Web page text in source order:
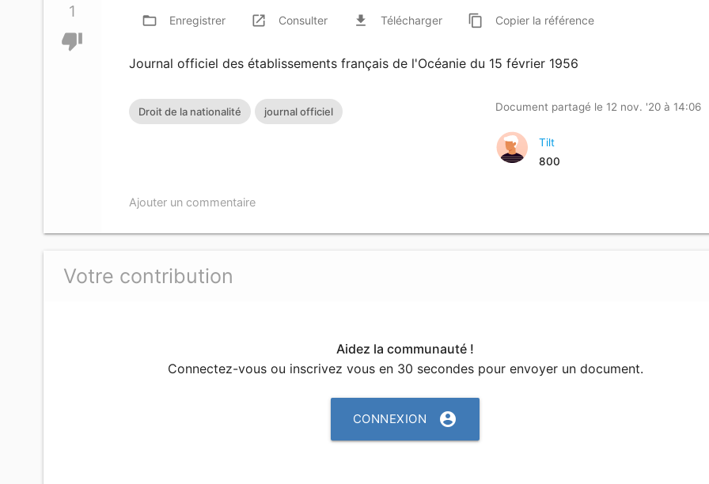
1
thumb_down
folder_open Enregistrer launch Consulter file_download Télécharger content_copy Copierla référence
Journal officiel des établissements français de l'Océanie du 15 février 1956
Droit de la nationalité journal officiel Document partagé le 12 nov. '20 à 14:06
Tilt
800
Ajouter un commentaire
Votre contribution
Aidez la communauté !
Connectez-vous ou inscrivez vous en 30 secondes pour envoyer un document.
CONNEXION account_circle